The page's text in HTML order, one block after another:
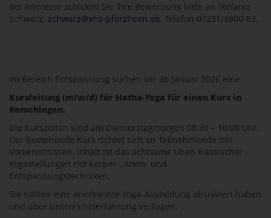
Bei Interesse schicken Sie Ihre Bewerbung bitte an Stefanie
Schwarz: schwarz@vhs-pforzheim.de, Telefon 07231/3800-63.
Im Bereich Entspannung suchen wir ab Januar 2026 eine
Kursleitung (m/w/d) für Hatha-Yoga für einen Kurs in
Remchingen.
Die Kurszeiten sind am Donnerstagmorgen 08:30 – 10:00 Uhr.
Der bestehende Kurs richtet sich an Teilnehmende mit
Vorkenntnissen. Inhalt ist das achtsame Üben klassischer
Yogastellungen mit Körper-, Atem- und
Entspannungstechniken.
Sie sollten eine anerkannte Yoga-Ausbildung absolviert haben
und über Unterrichtserfahrung verfügen.